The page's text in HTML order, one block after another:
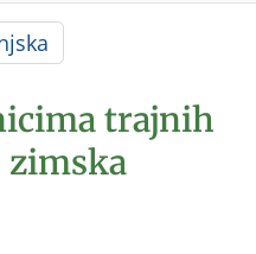
trajnih
zimska